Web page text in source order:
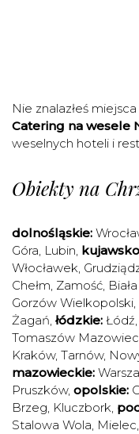
Nie znalazłeś
Catering na wesele
weselnych hoteli i
Obiekty na
dolnośląskie:
Góra, Lubin,
Włocławek,
Chełm, Zamość,
Gorzów Wielkopolski,
Żagań, łódzkie: Łódź,
Tomaszów
Kraków, Tarnów,
mazowieckie:
Pruszków, opolskie:
Brzeg, Kluczbork,
Stalowa Wola, Mielec,